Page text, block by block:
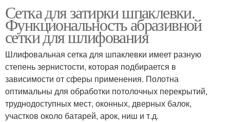
Сетка для затирки шпаклевки.
Функциональность абразивной
сетки для шлифования
Шлифовальная сетка для шпаклевки имеет разную
степень зернистости, которая подбирается в
зависимости от сферы применения. Полотна
оптимальны для обработки потолочных перекрытий,
труднодоступных мест, оконных, дверных балок,
участков около батарей, арок, ниш и т.д.